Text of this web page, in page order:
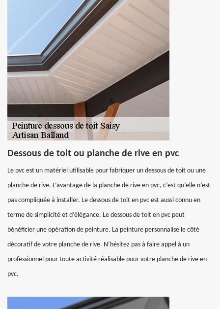
Dessous de toit ou planche de rive en pvc
Le pvc est un matériel utilisable pour fabriquer un dessous de toit ou une
planche de rive. L’avantage de la planche de rive en pvc, c’est qu’elle n’est
pas compliquée à installer. Le dessous de toit en pvc est aussi connu en
terme de simplicité et d’élégance. Le dessous de toit en pvc peut
bénéficier une opération de peinture. La peinture personnalise le côté
décoratif de votre planche de rive. N’hésitez pas à faire appel à un
professionnel pour toute activité réalisable pour votre planche de rive en
pvc.